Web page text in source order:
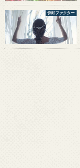
快眠ファクター